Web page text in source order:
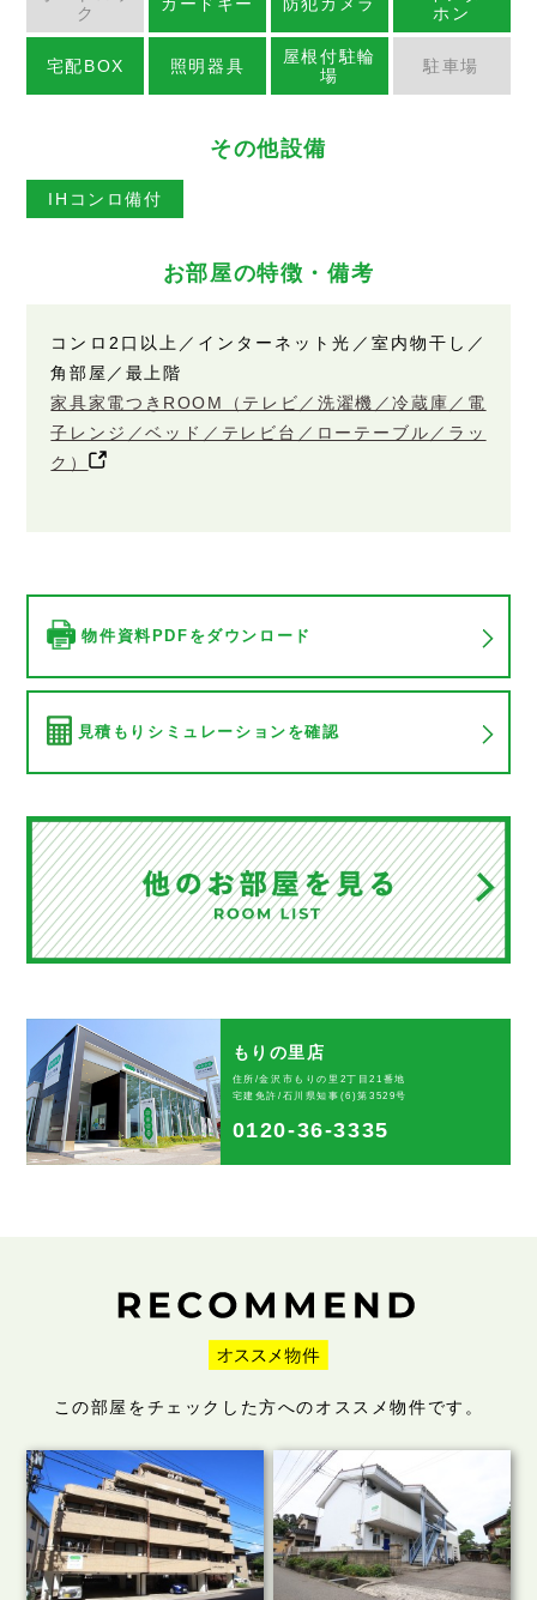
ク
ホン
宅配BOX 照明器具
屋根付駐輪
場
駐車場
その他設備
IHコンロ備付
お部屋の特徴・備考
コンロ2口以上／インターネット光／室内物干し／
角部屋／最上階
家具家電つきROOM（テレビ／洗濯機／冷蔵庫／電
子レンジ／ベッド／テレビ台／ローテーブル／ラッ
ク）
物件資料PDFをダウンロード
見積もりシミュレーションを確認
もりの里店
住所/金沢市もりの里2丁目21番地
宅建免許/石川県知事(6)第3529号
0120-36-3335
この部屋をチェックした方へのオススメ物件です。